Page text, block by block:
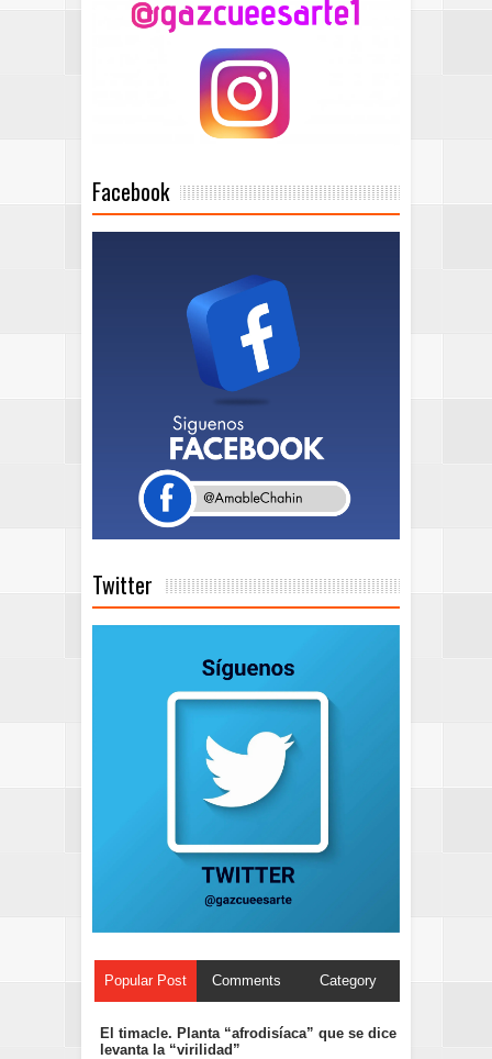
Facebook
Twitter
Popular Post Comments Category
El timacle. Planta “afrodisíaca” que se dice
levanta la “virilidad”